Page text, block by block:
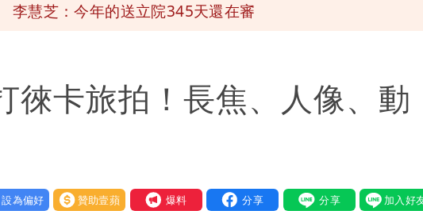
慧芝：今年的送立院345天還在審
策高層牽涉其中」才不提告
：愛台灣只是發財的口號
徠卡旅拍！長焦、人像、動
偏好 贊助壹蘋 我要爆料